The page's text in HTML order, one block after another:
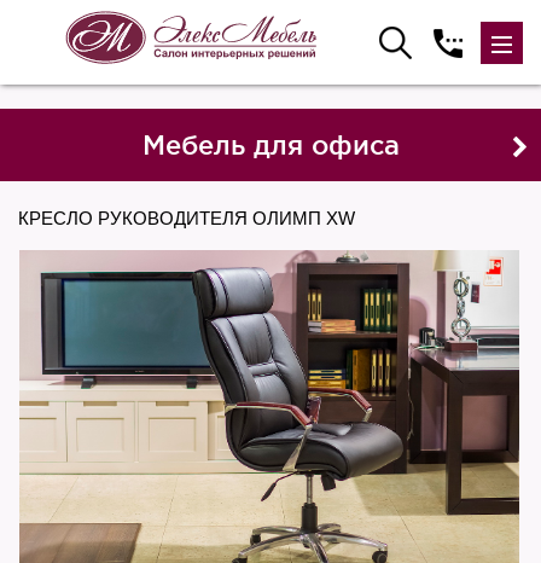
Мебель для офиса
КРЕСЛО РУКОВОДИТЕЛЯ ОЛИМП XW